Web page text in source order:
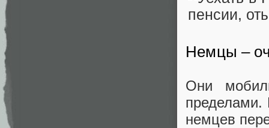
Немцы –
Они
пределами.
немцев